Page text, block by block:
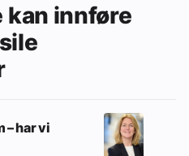
kan innføre
– har vi